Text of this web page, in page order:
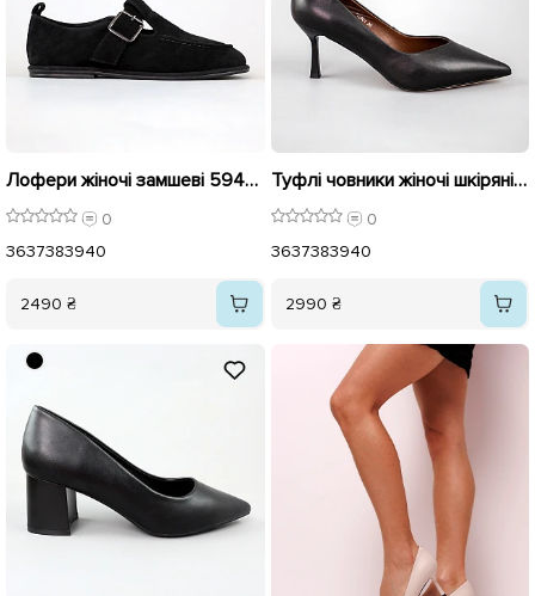
Лофери жіночі замшеві 594322 Чорні
0
3637383940
2490 ₴
Туфлі човники жіночі шкіряні 594208 Чорні
0
3637383940
2990 ₴